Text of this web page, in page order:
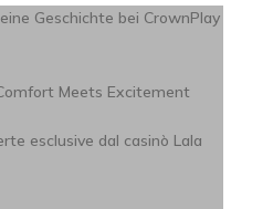
Geschichte bei CrownPlay
Meets Excitement
esclusive dal casinò Lala